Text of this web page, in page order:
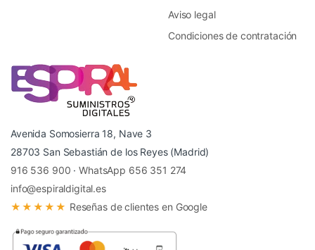
Aviso legal
Condiciones de contratación
Avenida Somosierra 18, Nave 3
28703 San Sebastián de los Reyes (Madrid)
916 536 900 ·WhatsApp 656 351 274
info@espiraldigital.es
★★★★★ Reseñas de clientes en Google